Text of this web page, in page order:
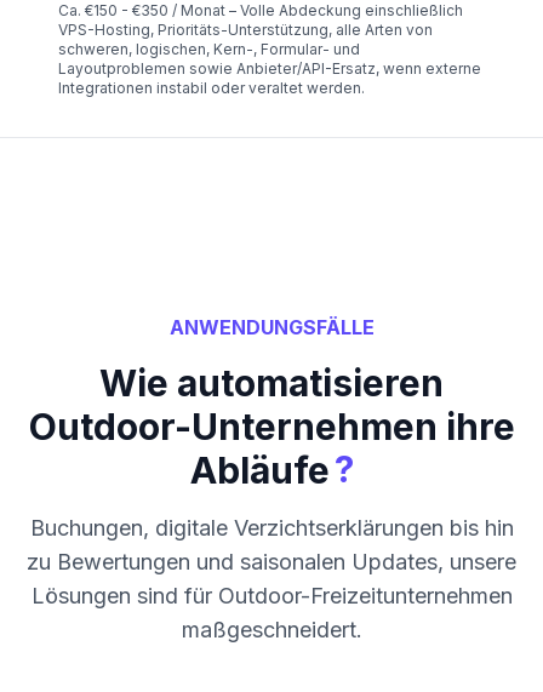
Ca. €150 - €350 / Monat – Volle Abdeckung einschließlich
VPS-Hosting, Prioritäts-Unterstützung, alle Arten von
schweren, logischen, Kern-, Formular- und
Layoutproblemen sowie Anbieter/API-Ersatz, wenn externe
Integrationen instabil oder veraltet werden.
ANWENDUNGSFÄLLE
Wie automatisieren
Outdoor-Unternehmen ihre
Abläufe?
Buchungen, digitale Verzichtserklärungen bis hin
zu Bewertungen und saisonalen Updates, unsere
Lösungen sind für Outdoor-Freizeitunternehmen
maßgeschneidert.